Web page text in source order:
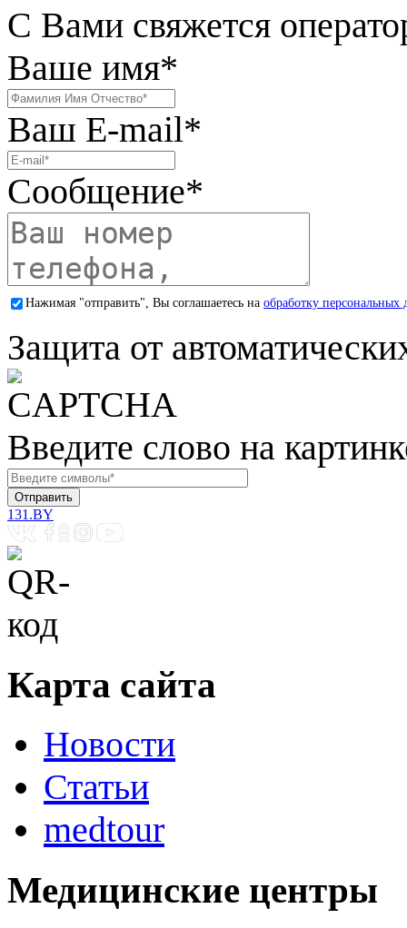
С Вами свяжется
Ваше имя*
Ваш E-mail*
Сообщение*
Нажимая "отправить", Вы соглашаетесь на обработку персональных
Защита от
Введите слово на
131.BY
Карта сайта
Новости
Статьи
medtour
Медицинские центры